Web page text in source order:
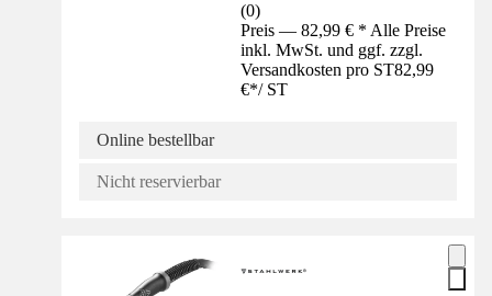
(0)
Preis — 82,99 € * Alle Preise
inkl. MwSt. und ggf. zzgl.
Versandkosten pro ST82,99
€*/ ST
Online bestellbar
Nicht reservierbar